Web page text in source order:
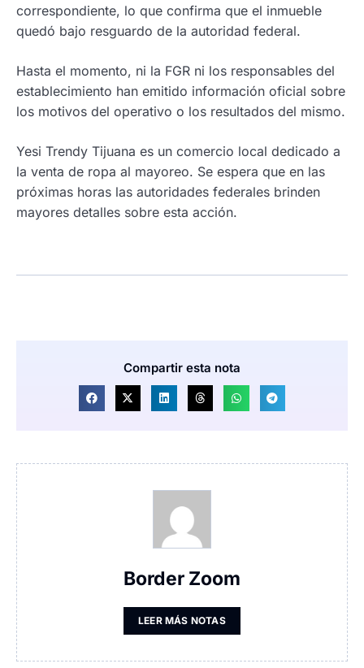
correspondiente, lo que confirma que el inmueble
quedó bajo resguardo de la autoridad federal.
Hasta el momento, ni la FGR ni los responsables del
establecimiento han emitido información oficial sobre
los motivos del operativo o los resultados del mismo.
Yesi Trendy Tijuana es un comercio local dedicado a
la venta de ropa al mayoreo. Se espera que en las
próximas horas las autoridades federales brinden
mayores detalles sobre esta acción.
Compartir esta nota
Border Zoom
LEER MÁS NOTAS